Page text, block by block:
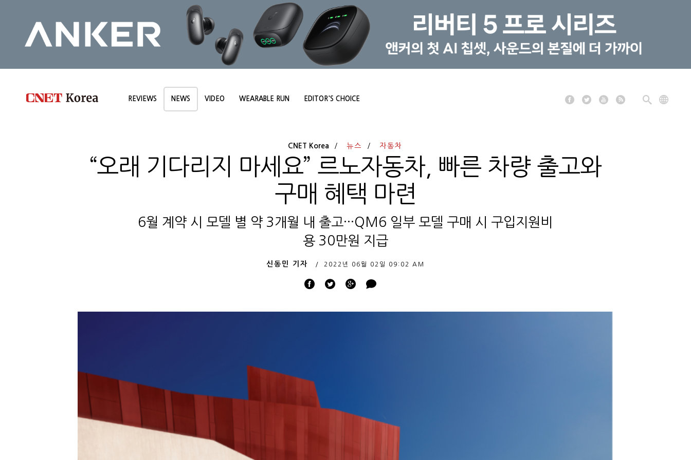
REVIEWS NEWS VIDEO WEARABLE RUN EDITOR'S CHOICE
CNET Korea 뉴스 자동차
“오래 기다리지 마세요” 르노자동차, 빠른 차량 출고와
구매 혜택 마련
6월 계약 시 모델 별 약 3개월 내 출고···QM6 일부 모델 구매 시 구입지원비
용 30만원 지급
신동민 기자 2022년 06월 02일 09:02 AM